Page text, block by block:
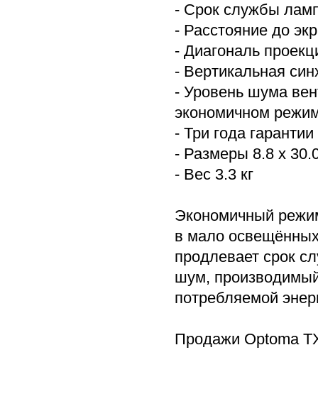
- Срок службы
- Расстояние до
- Диагональ
- Вертикальная
- Уровень шума
экономичном
- Три года
- Размеры 8.8 x
- Вес 3.3 кг
Экономичный
в мало
продлевает срок
шум,
потребляемой
Продажи Optoma